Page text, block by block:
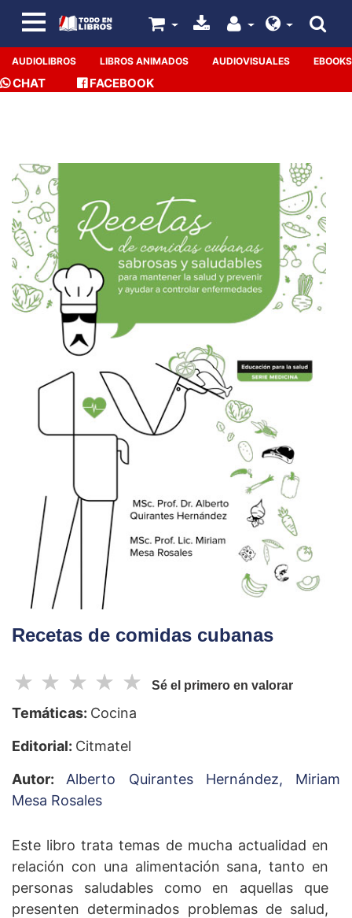
AUDIOLIBROS LIBROS ANIMADOS AUDIOVISUALES EBOOKS
CHAT FACEBOOK
Recetas de comidas cubanas
☆
☆
☆
☆
☆ Sé el primero en valorar
Temáticas: Cocina
Editorial: Citmatel
Autor: Alberto Quirantes Hernández, Miriam
Mesa Rosales
Este libro trata temas de mucha actualidad en
relación con una alimentación sana, tanto en
personas saludables como en aquellas que
presenten determinados problemas de salud,